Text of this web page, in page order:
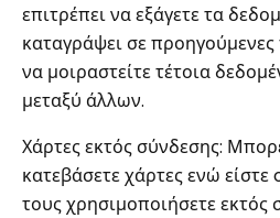
επιτρέπει να εξάγετε τα
καταγράψει σε προηγούμενες
να μοιραστείτε τέτοια
μεταξύ άλλων.
Χάρτες εκτός σύνδεσης:
κατεβάσετε χάρτες ενώ
τους χρησιμοποιήσετε εκτός